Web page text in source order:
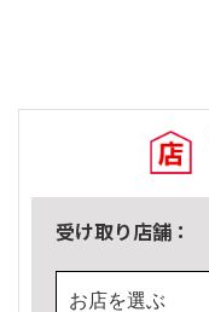
受け取り店舗：
お店を選ぶ